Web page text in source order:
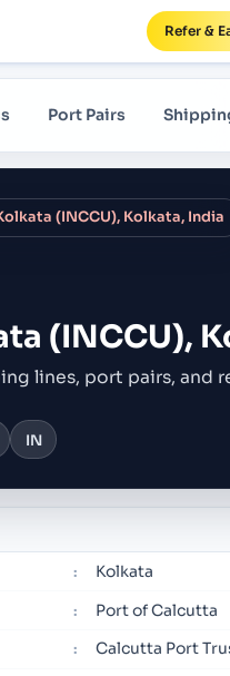
Refer &
Port Pairs
(INCCU), Kolkata, India
(INCCU),
lines, port pairs, and
IN
: Kolkata
: Port of Calcutta
: Calcutta Port